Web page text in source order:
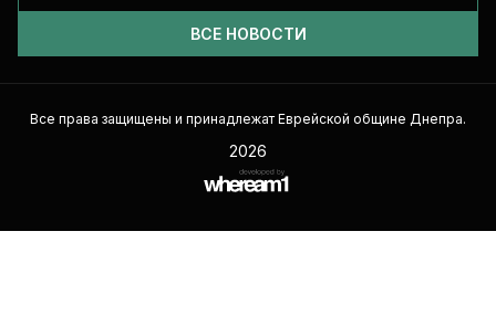
ВСЕ НОВОСТИ
Все права защищены и принадлежат Еврейской общине Днепра.
2026